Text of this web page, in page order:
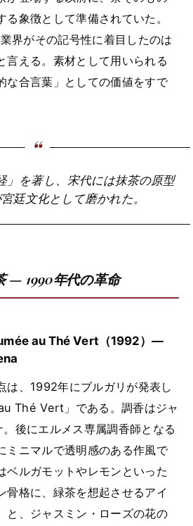
象徴として準備されていた。
界がその記号性に着目したのは
言える。素材として用いられる
な合言葉」としての価値をすで
」を著し、宋代には抹茶の原型
廷文化として磨かれた。
— 1990年代の革命
au Thé Vert（1992）—
は、1992年にブルガリが発表し
Thé Vert」である。調香はジャ
後にエルメス専属調香師となる
ミニマルで透明感のある作風で
ベルガモットやレモンといった
骨格に、緑茶を想起させるアイ
と、ジャスミン・ローズの花の